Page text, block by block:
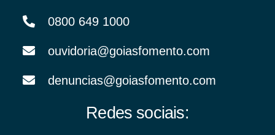
0800 649 1000
ouvidoria@goiasfomento.com
denuncias@goiasfomento.com
Redes sociais: